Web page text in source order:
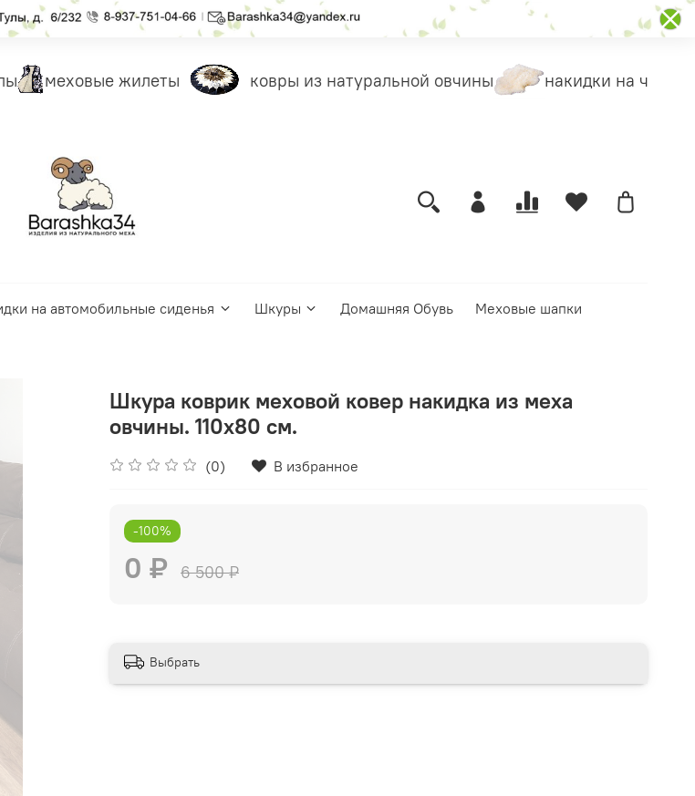
меховые жилеты ковры из натуральной овчины накидки на чехлы
на автомобильные сиденья Шкуры Домашняя Обувь Меховые шапки
Шкура коврик меховой ковер накидка из меха
овчины. 110х80 см.
(0) В избранное
-100%
0 ₽ 6 500 ₽
Выбрать